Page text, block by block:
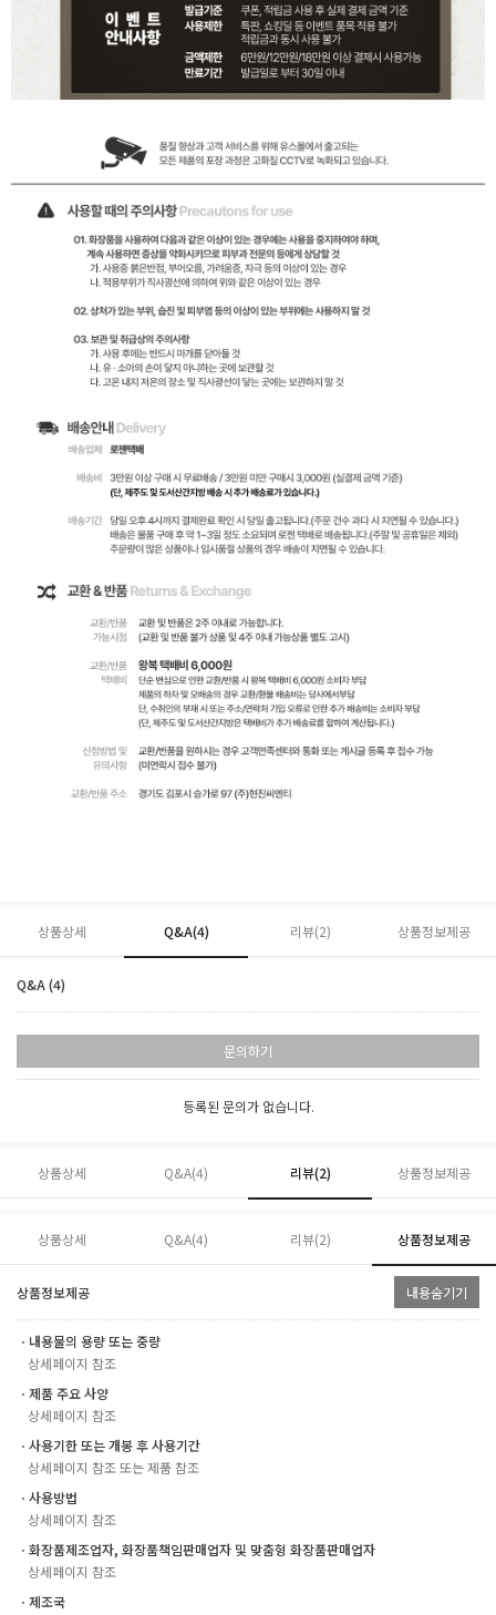
상품상세 Q&A(4) 리뷰(2) 상품정보제공
Q&A (4)
문의하기
등록된 문의가 없습니다.
상품상세 Q&A(4) 리뷰(2) 상품정보제공
상품상세 Q&A(4) 리뷰(2) 상품정보제공
상품정보제공 내용숨기기
ㆍ내용물의 용량 또는 중량
상세페이지 참조
ㆍ제품 주요 사양
상세페이지 참조
ㆍ사용기한 또는 개봉 후 사용기간
상세페이지 참조 또는 제품 참조
ㆍ사용방법
상세페이지 참조
ㆍ화장품제조업자, 화장품책임판매업자 및 맞춤형 화장품판매업자
상세페이지 참조
ㆍ제조국